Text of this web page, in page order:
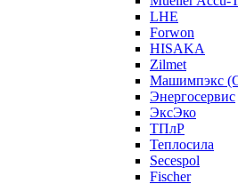
LHE
Forwon
HISAKA
Zilmet
Машимпэкс
Энергосервис
ЭксЭко
ТПлР
Теплосила
Secespol
Fischer